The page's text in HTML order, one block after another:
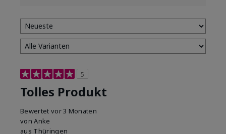
5
Tolles Produkt
Bewertet vor 3 Monaten
von Anke
aus Thüringen